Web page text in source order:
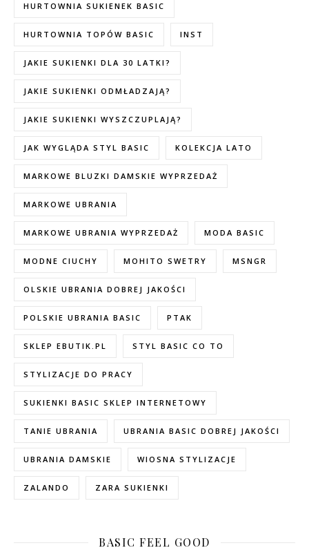
HURTOWNIA SUKIENEK BASIC
HURTOWNIA TOPÓW BASIC INST
JAKIE SUKIENKI DLA 30 LATKI?
JAKIE SUKIENKI ODMŁADZAJĄ?
JAKIE SUKIENKI WYSZCZUPLAJĄ?
JAK WYGLĄDA STYL BASIC KOLEKCJA LATO
MARKOWE BLUZKI DAMSKIE WYPRZEDAŻ
MARKOWE UBRANIA
MARKOWE UBRANIA WYPRZEDAŻ MODA BASIC
MODNE CIUCHY MOHITO SWETRY MSNGR
OLSKIE UBRANIA DOBREJ JAKOŚCI
POLSKIE UBRANIA BASIC PTAK
SKLEP EBUTIK.PL STYL BASIC CO TO
STYLIZACJE DO PRACY
SUKIENKI BASIC SKLEP INTERNETOWY
TANIE UBRANIA UBRANIA BASIC DOBREJ JAKOŚCI
UBRANIA DAMSKIE WIOSNA STYLIZACJE
ZALANDO ZARA SUKIENKI
BASIC FEEL GOOD